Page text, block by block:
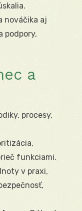
nováčika aj
podpory,
a
procesy,
funkciami.
v praxi,